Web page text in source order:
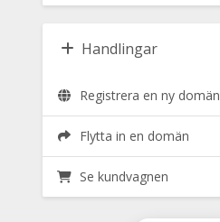
Handlingar
Registrera en ny domän
Flytta in en domän
Se kundvagnen